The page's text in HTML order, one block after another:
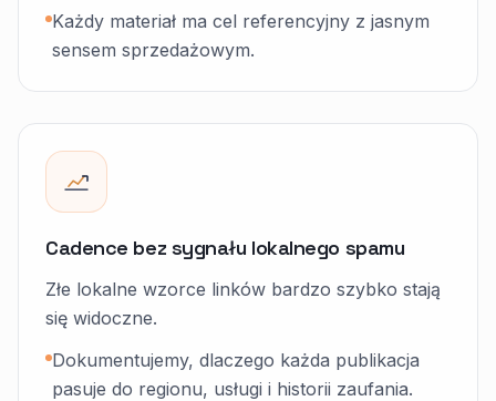
Każdy materiał ma cel referencyjny z jasnym
sensem sprzedażowym.
Cadence bez sygnału lokalnego spamu
Złe lokalne wzorce linków bardzo szybko stają
się widoczne.
Dokumentujemy, dlaczego każda publikacja
pasuje do regionu, usługi i historii zaufania.